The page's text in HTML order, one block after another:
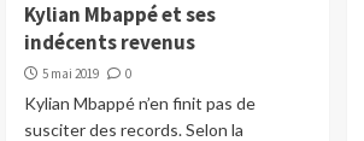
Kylian Mbappé et ses
indécents revenus
5 mai 2019 0
Kylian Mbappé n’en finit pas de
susciter des records. Selon la